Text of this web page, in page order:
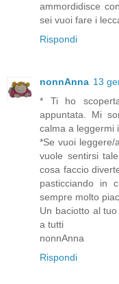
ammordidisce
sei vuoi fare i
Rispondi
nonnAnna 13
* Ti ho
appuntata. Mi
calma a leggermi
*Se vuoi leggere/
vuole sentirsi
cosa faccio
pasticciando in
sempre molto
Un baciotto al
a tutti
nonnAnna
Rispondi